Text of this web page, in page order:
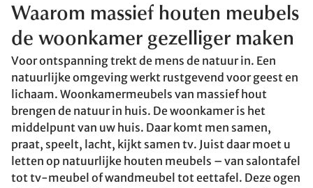
Waarom massief houten meubels
de woonkamer gezelliger maken
Voor ontspanning trekt de mens de natuur in. Een
natuurlijke omgeving werkt rustgevend voor geest en
lichaam. Woonkamermeubels van massief hout
brengen de natuur in huis. De woonkamer is het
middelpunt van uw huis. Daar komt men samen,
praat, speelt, lacht, kijkt samen tv. Juist daar moet u
letten op natuurlijke houten meubels – van salontafel
tot tv-meubel of wandmeubel tot eettafel. Deze ogen